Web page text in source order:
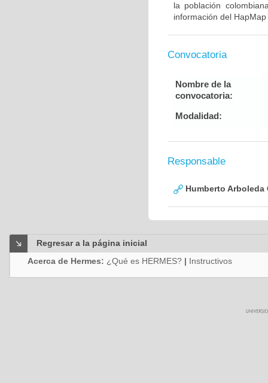
la población
información del
Convocatoria
Nombre de la
convocatoria:
Modalidad:
Responsable
Humberto Arboleda
Regresar a la página inicial
Acerca de Hermes: ¿Qué es HERMES? | Instructivos